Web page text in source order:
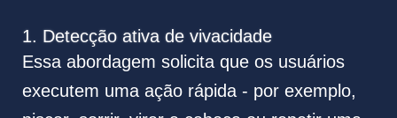
1. Detecção ativa de vivacidade
Essa abordagem solicita que os usuários
executem uma ação rápida - por exemplo,